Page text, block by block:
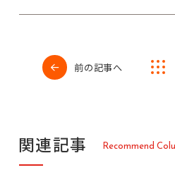
前の記事へ
関連記事 Recommend Co l